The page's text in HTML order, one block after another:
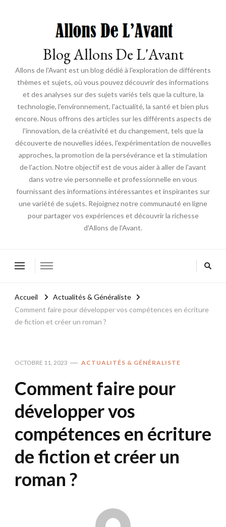
Blog Allons De L'Avant
Allons de l'Avant est un blog dédié à l'exploration de différents
thèmes et sujets, où vous pouvez découvrir des informations
et des analyses sur des sujets variés tels que la culture, la
technologie, l'environnement, l'actualité, la santé et bien plus
encore. Nous offrons des articles sur les différents aspects de
l'innovation, de la créativité et du changement, tels que la
découverte de nouvelles idées, l'expérimentation de nouvelles
approches, la promotion de la persévérance et la stimulation
de l'action. Notre objectif est de vous aider à aller de l'avant
dans votre vie personnelle et professionnelle en vous
fournissant des informations intéressantes et inspirantes sur
une variété de sujets. Rejoignez notre communauté en ligne
pour partager vos expériences et découvrir la richesse
d'Allons de l'Avant.
Accueil
Actualités & Généraliste
Comment faire pour développer vos compétences en écriture
de fiction et créer un roman ?
OCTOBRE 11, 2023 ACTUALITÉS & GÉNÉRALISTE
Comment faire pour
développer vos
compétences en écriture
de fiction et créer un
roman ?